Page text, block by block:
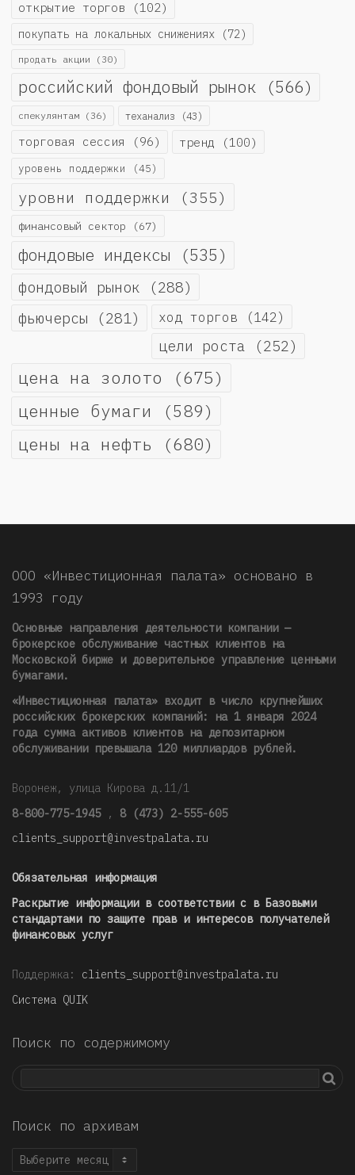
открытие торгов (102)
покупать на локальных снижениях (72)
продать акции (30)
российский фондовый рынок (566)
спекулянтам (36) теханализ (43)
торговая сессия (96) тренд (100)
уровень поддержки (45)
уровни поддержки (355)
финансовый сектор (67)
фондовые индексы (535)
фондовый рынок (288)
фьючерсы (281) ход торгов (142)
цели роста (252)
цена на золото (675)
ценные бумаги (589)
цены на нефть (680)
ООО «Инвестиционная палата» основано в
1993 году
Основные направления деятельности компании —
брокерское обслуживание частных клиентов на
Московской бирже и доверительное управление ценными
бумагами.
«Инвестиционная палата» входит в число крупнейших
российских брокерских компаний: на 1 января 2024
года сумма активов клиентов на депозитарном
обслуживании превышала 120 миллиардов рублей.
Воронеж, улица Кирова д.11/1
8-800-775-1945 , 8 (473) 2-555-605
clients_support@investpalata.ru
Обязательная информация
Раскрытие информации в соответствии с в Базовыми
стандартами по защите прав и интересов получателей
финансовых услуг
Поддержка: clients_support@investpalata.ru
Система QUIK
Поиск по содержимому
Поиск по архивам
Поиск